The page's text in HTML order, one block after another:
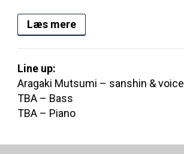
Læs mere
Line up:
Aragaki Mutsumi – sanshin & voice
TBA – Bass
TBA – Piano